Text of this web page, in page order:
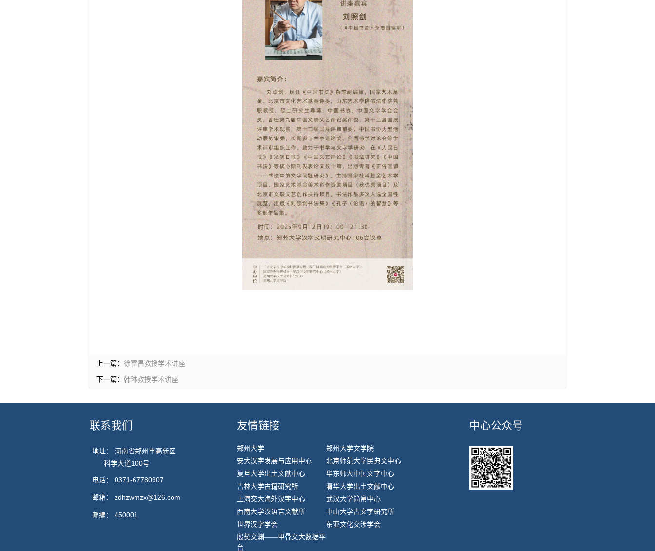
上一篇： 徐富昌教授学术讲座
下一篇： 韩琳教授学术讲座
联系我们
地址： 河南省郑州市高新区
科学大道100号
电话： 0371-67780907
邮箱： zdhzwmzx@126.com
邮编： 450001
友情链接
郑州大学
郑州大学文学院
安大汉字发展与应用中心
北京师范大学民典文中心
复旦大学出土文献中心
华东师大中国文字中心
吉林大学古籍研究所
清华大学出土文献中心
上海交大海外汉字中心
武汉大学简帛中心
西南大学汉语言文献所
中山大学古文字研究所
世界汉字学会
东亚文化交涉学会
殷契文渊——甲骨文大数据平
台
中心公众号